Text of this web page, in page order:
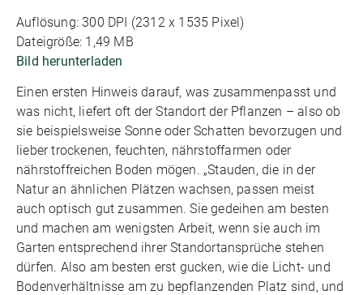
Auflösung: 300 DPI (2312 x 1535 Pixel)
Dateigröße: 1,49 MB
Bild herunterladen
Einen ersten Hinweis darauf, was zusammenpasst und
was nicht, liefert oft der Standort der Pflanzen – also ob
sie beispielsweise Sonne oder Schatten bevorzugen und
lieber trockenen, feuchten, nährstoffarmen oder
nährstoffreichen Boden mögen. „Stauden, die in der
Natur an ähnlichen Plätzen wachsen, passen meist
auch optisch gut zusammen. Sie gedeihen am besten
und machen am wenigsten Arbeit, wenn sie auch im
Garten entsprechend ihrer Standortansprüche stehen
dürfen. Also am besten erst gucken, wie die Licht- und
Bodenverhältnisse am zu bepflanzenden Platz sind, und